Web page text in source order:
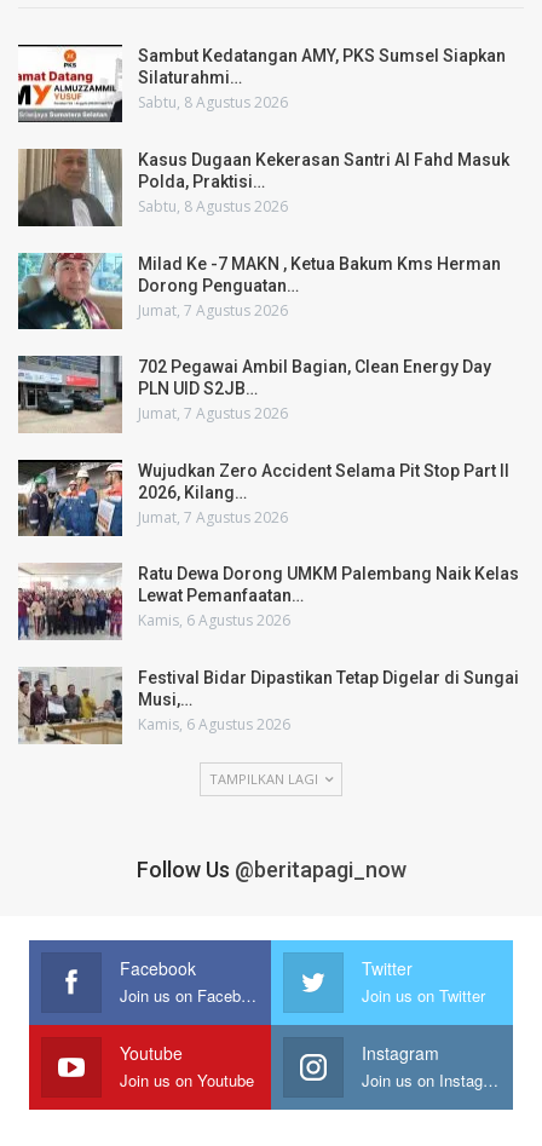
Sambut Kedatangan AMY, PKS Sumsel Siapkan
Silaturahmi…
Sabtu, 8 Agustus 2026
Kasus Dugaan Kekerasan Santri Al Fahd Masuk
Polda, Praktisi…
Sabtu, 8 Agustus 2026
Milad Ke -7 MAKN , Ketua Bakum Kms Herman
Dorong Penguatan…
Jumat, 7 Agustus 2026
702 Pegawai Ambil Bagian, Clean Energy Day
PLN UID S2JB…
Jumat, 7 Agustus 2026
Wujudkan Zero Accident Selama Pit Stop Part II
2026, Kilang…
Jumat, 7 Agustus 2026
Ratu Dewa Dorong UMKM Palembang Naik Kelas
Lewat Pemanfaatan…
Kamis, 6 Agustus 2026
Festival Bidar Dipastikan Tetap Digelar di Sungai
Musi,…
Kamis, 6 Agustus 2026
TAMPILKAN LAGI
Follow Us @beritapagi_now
Facebook
Join us on Facebook
Twitter
Join us on Twitter
Youtube
Join us on Youtube
Instagram
Join us on Instagram